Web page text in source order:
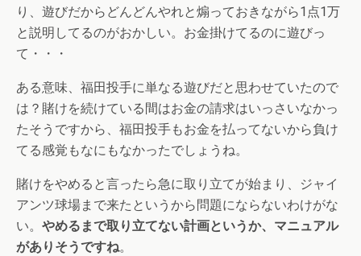
り、遊びだからどんどんやれと煽っておきながら1点1万
と説明してるのがおかしい。お金掛けてるのに遊びっ
て・・・
ある意味、福田投手に単なる遊びだと思わせていたので
は？賭けを続けている間はお金の請求はいっさいなかっ
たそうですから、福田投手もお金を払ってないから負け
てる感覚もなにもなかったでしょうね。
賭けをやめると言ったら急に取り立てが始まり、ジャイ
アンツ球場まで来たというから問題にならないわけがな
い。 やめるまで取り立てない計画というか、マニュアル
がありそうですね。